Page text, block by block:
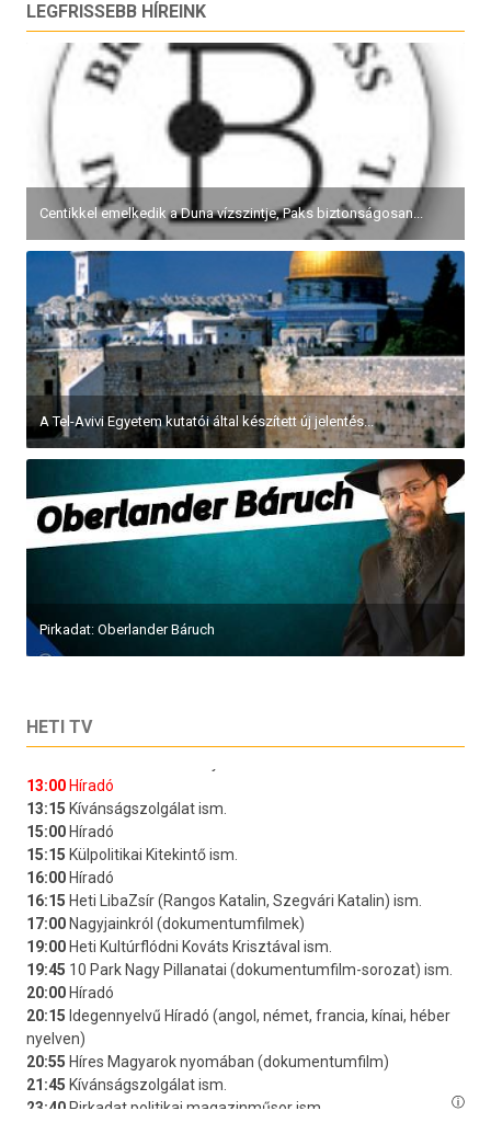
LEGFRISSEBB HÍREINK
Centikkel emelkedik a Duna vízszintje, Paks biztonságosan...
A Tel-Avivi Egyetem kutatói által készített új jelentés...
Pirkadat: Oberlander Báruch
HETI TV